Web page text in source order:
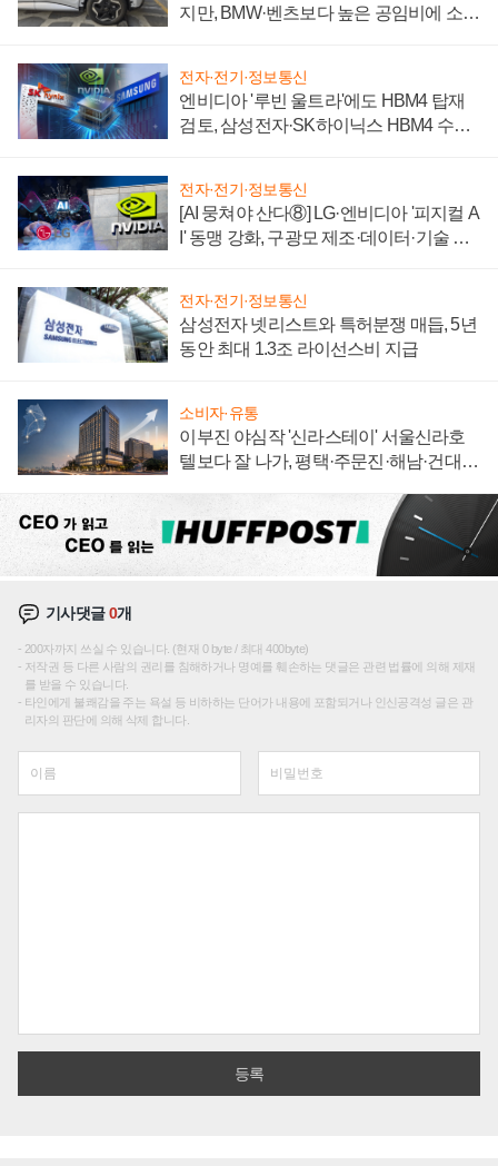
지만, BMW·벤츠보다 높은 공임비에 소비
전자·전기·정보통신
엔비디아 '루빈 울트라'에도 HBM4 탑재
검토, 삼성전자·SK하이닉스 HBM4 수율
전자·전기·정보통신
[AI 뭉쳐야 산다⑧] LG·엔비디아 '피지컬 A
I' 동맹 강화, 구광모 제조·데이터·기술 결
전자·전기·정보통신
삼성전자 넷리스트와 특허분쟁 매듭, 5년
동안 최대 1.3조 라이선스비 지급
소비자·유통
이부진 야심작 '신라스테이' 서울신라호
텔보다 잘 나가, 평택·주문진·해남·건대로
기사댓글0개
200자까지 쓰실 수 있습니다. (현재 0 byte / 최대 400byte)
저작권 등 다른 사람의 권리를 침해하거나 명예를 훼손하는 댓글은 관련 법률에 의해 제재
를 받을 수 있습니다.
타인에게 불쾌감을 주는 욕설 등 비하하는 단어가 내용에 포함되거나 인신공격성 글은 관
리자의 판단에 의해 삭제 합니다.